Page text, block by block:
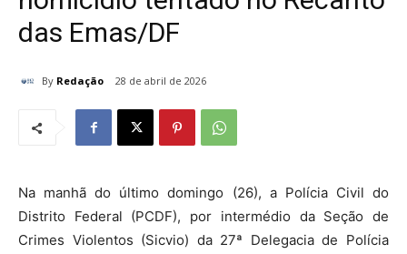
das Emas/DF
By Redação 28 de abril de 2026
Na manhã do último domingo (26), a Polícia Civil do
Distrito Federal (PCDF), por intermédio da Seção de
Crimes Violentos (Sicvio) da 27ª Delegacia de Polícia